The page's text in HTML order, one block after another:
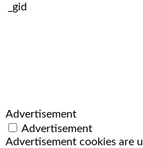
_gid
Advertisement
Advertisement
Advertisement cookies are